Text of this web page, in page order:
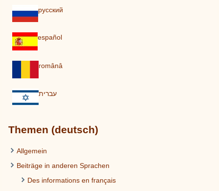
pусский
español
românâ
עברית
Themen (deutsch)
Allgemein
Beiträge in anderen Sprachen
Des informations en français